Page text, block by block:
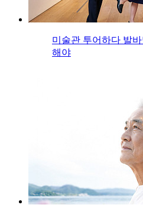
미술관 투어하다 발
해야